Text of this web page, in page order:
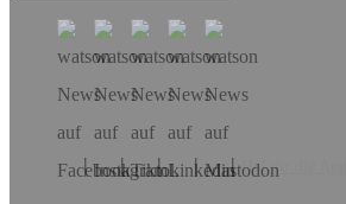
Hol dir die App!